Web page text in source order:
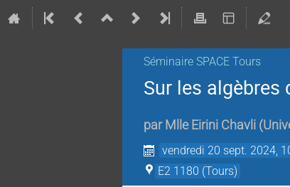
Séminaire SPACE Tours
Sur les algèbres
par Mlle Eirini Chavli (
vendredi 20 sept. 2024,
E2 1180 (Tours)